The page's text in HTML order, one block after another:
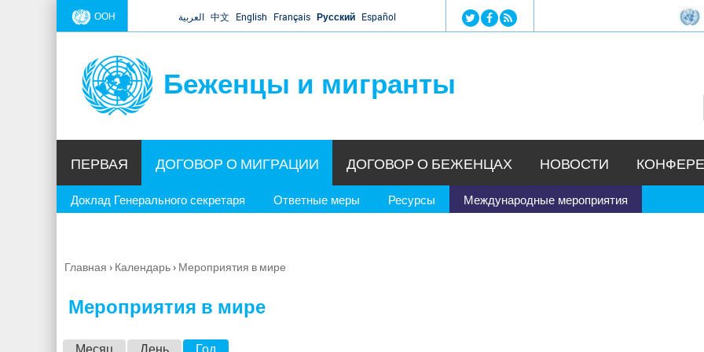
Jump to navigation
ООН العربية 中文 English Français Русский Español
Беженцы и мигранты
ПЕРВАЯ ДОГОВОР О МИГРАЦИИ
Доклад Генерального секретаря Ответные меры Ресурсы Международные мероприятия
ДОГОВОР О БЕЖЕНЦАХ НОВОСТИ
Вы
Главная › Календарь› Мероприятия в мире
Мероприятия в мире